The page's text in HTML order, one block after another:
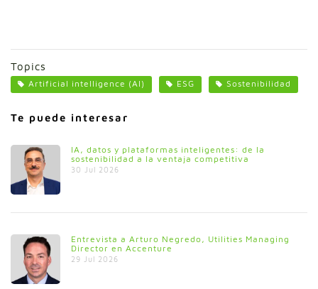
Topics
Artificial intelligence (AI) ESG Sostenibilidad
Te puede interesar
IA, datos y plataformas inteligentes: de la
sostenibilidad a la ventaja competitiva
30 Jul 2026
Entrevista a Arturo Negredo, Utilities Managing
Director en Accenture
29 Jul 2026